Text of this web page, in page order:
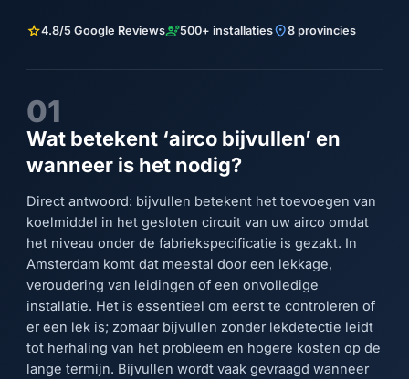
star4.8/5 Google Reviewsengineering500+ installatieslocation_on8 provincies
01
Wat betekent ‘airco bijvullen’ en
wanneer is het nodig?
Direct antwoord: bijvullen betekent het toevoegen van
koelmiddel in het gesloten circuit van uw airco omdat
het niveau onder de fabriekspecificatie is gezakt. In
Amsterdam komt dat meestal door een lekkage,
veroudering van leidingen of een onvolledige
installatie. Het is essentieel om eerst te controleren of
er een lek is; zomaar bijvullen zonder lekdetectie leidt
tot herhaling van het probleem en hogere kosten op de
lange termijn. Bijvullen wordt vaak gevraagd wanneer